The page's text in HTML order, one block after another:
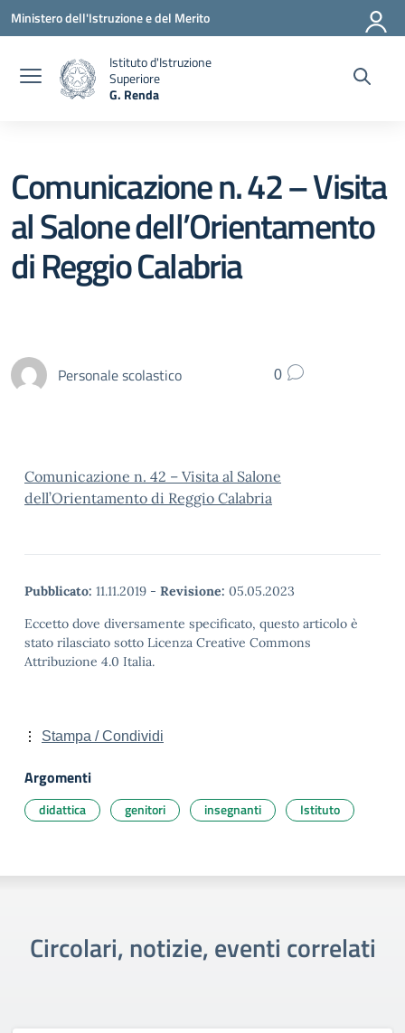
Ministero dell'Istruzione e del Merito
Istituto d'Istruzione
Superiore
G. Renda
Comunicazione n. 42 – Visita
al Salone dell’Orientamento
di Reggio Calabria
Personale scolastico 0
Comunicazione n. 42 – Visita al Salone
dell’Orientamento di Reggio Calabria
Pubblicato: 11.11.2019 - Revisione: 05.05.2023
Eccetto dove diversamente specificato, questo articolo è
stato rilasciato sotto Licenza Creative Commons
Attribuzione 4.0 Italia.
Stampa / Condividi
Argomenti
didattica genitori insegnanti Istituto
Circolari, notizie, eventi correlati